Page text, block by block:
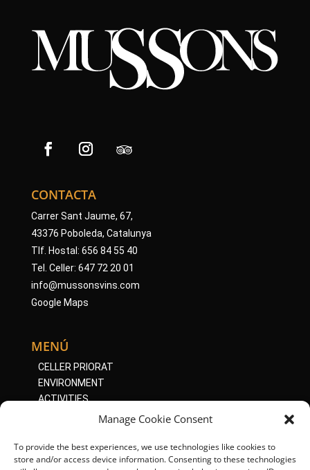
Manage Cookie Consent
To provide the best experiences, we use technologies like cookies to
store and/or access device information. Consenting to these technologies
CONTACTA
Carrer Sant Jaume, 67,
43376 Poboleda, Catalunya
Tlf. Hostal: 656 84 55 40
Tel. Celler: 647 72 20 01
info@mussonsvins.com
Google Maps
MENÚ
CELLER PRIORAT
ENVIRONMENT
ACTIVITIES
BOTIGA ONLINE